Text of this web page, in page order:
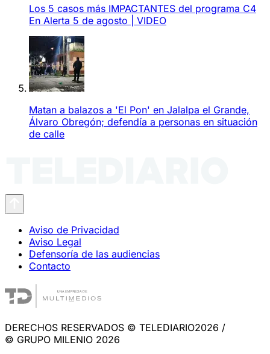
Los 5 casos más IMPACTANTES del programa C4
En Alerta 5 de agosto | VIDEO
Matan a balazos a 'El Pon' en Jalalpa el Grande,
Álvaro Obregón; defendía a personas en situación
de calle
Aviso de Privacidad
Aviso Legal
Defensoría de las audiencias
Contacto
DERECHOS RESERVADOS © TELEDIARIO2026 /
© GRUPO MILENIO 2026